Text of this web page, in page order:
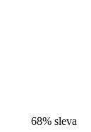
68% sleva